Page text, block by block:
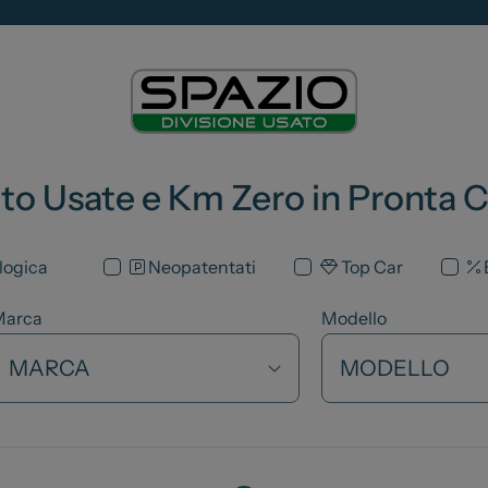
Servizio Clienti
Usate e Km Zero in Pronta
Neopatentati Top Car
Modello